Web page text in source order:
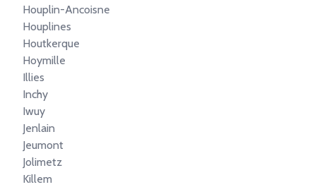
Houplin-Ancoisne
Houplines
Houtkerque
Hoymille
Illies
Inchy
Iwuy
Jenlain
Jeumont
Jolimetz
Killem